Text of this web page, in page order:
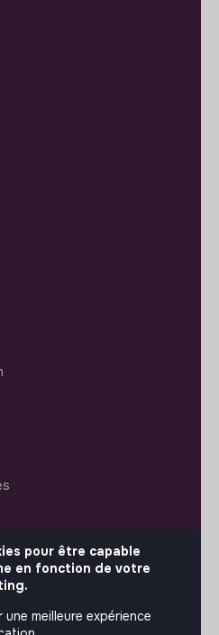
pour être capable
en fonction de votre
meilleure expérience